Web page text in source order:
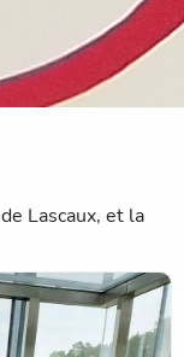
Lascaux, et la